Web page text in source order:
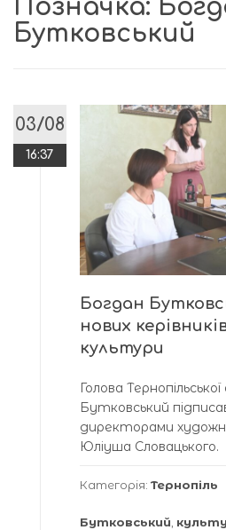
Позначка:
Бутковський
03/08
16:37
Богдан
нових
культури
Голова
Бутковський
директорами
Юліуша Словацького.
Категорія: Тернопіль
Бутковський